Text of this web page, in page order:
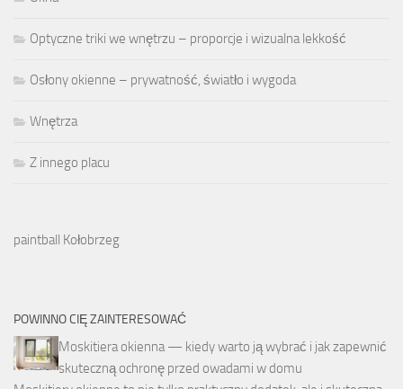
Optyczne triki we wnętrzu – proporcje i wizualna lekkość
Osłony okienne – prywatność, światło i wygoda
Wnętrza
Z innego placu
paintball Kołobrzeg
POWINNO CIĘ ZAINTERESOWAĆ
Moskitiera okienna — kiedy warto ją wybrać i jak zapewnić
skuteczną ochronę przed owadami w domu